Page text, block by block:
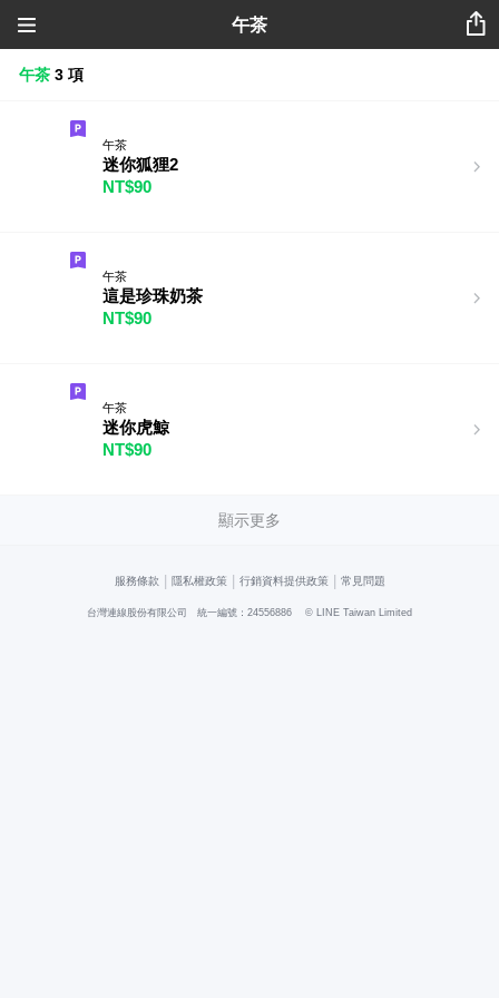
午茶
午茶 3 項
午茶
迷你狐狸2
NT$90
午茶
這是珍珠奶茶
NT$90
午茶
迷你虎鯨
NT$90
顯示更多
服務條款 隱私權政策 行銷資料提供政策 常見問題
台灣連線股份有限公司 統一編號：24556886 © LINE Taiwan Limited